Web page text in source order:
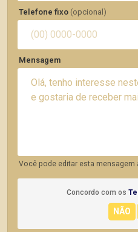
Telefone fixo (opcional)
Mensagem
Você pode editar esta mensagem
Concordo com os